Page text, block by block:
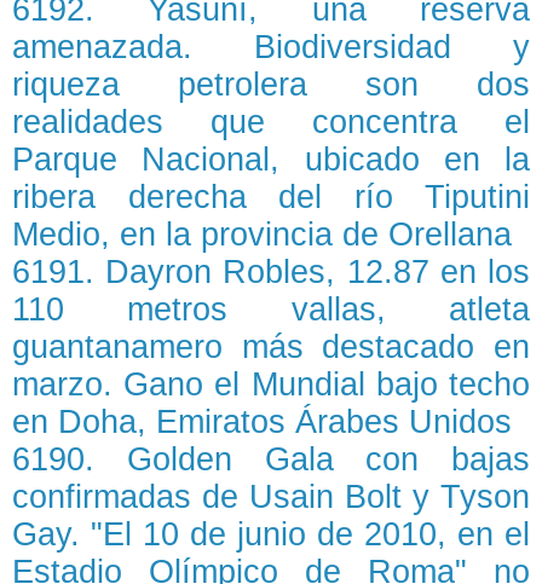
6192. Yasuní, una reserva
amenazada. Biodiversidad y
riqueza petrolera son dos
realidades que concentra el
Parque Nacional, ubicado en la
ribera derecha del río Tiputini
Medio, en la provincia de Orellana
6191. Dayron Robles, 12.87 en los
110 metros vallas, atleta
guantanamero más destacado en
marzo. Gano el Mundial bajo techo
en Doha, Emiratos Árabes Unidos
6190. Golden Gala con bajas
confirmadas de Usain Bolt y Tyson
Gay. "El 10 de junio de 2010, en el
Estadio Olímpico de Roma" no